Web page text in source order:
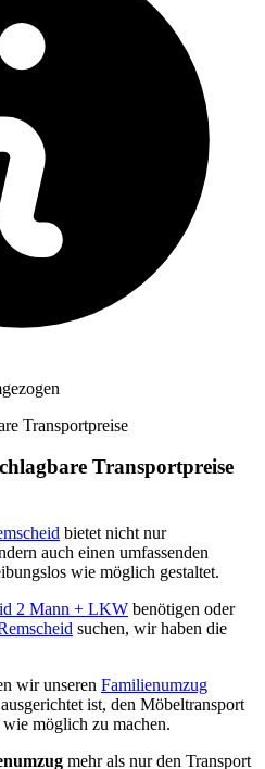
Transportpreise
Transportpreise
bietet nicht nur
auch einen umfassenden
wie möglich gestaltet.
2 Mann + LKW benötigen oder
suchen, wir haben die
wir unseren Familienumzug
ist, den Möbeltransport
möglich zu machen.
mehr als nur den Transport